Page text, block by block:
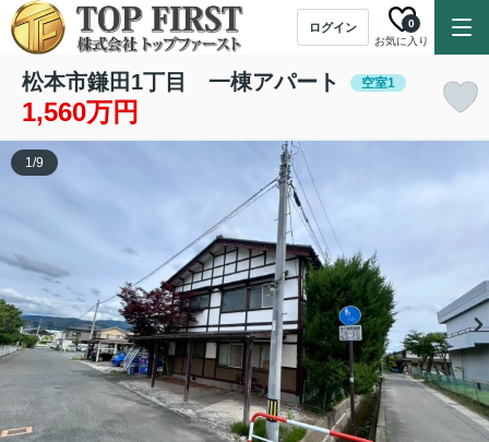
ログイン
お気に入り
0
松本市鎌田1丁目 一棟アパート 空室1
1,560万円
1/9